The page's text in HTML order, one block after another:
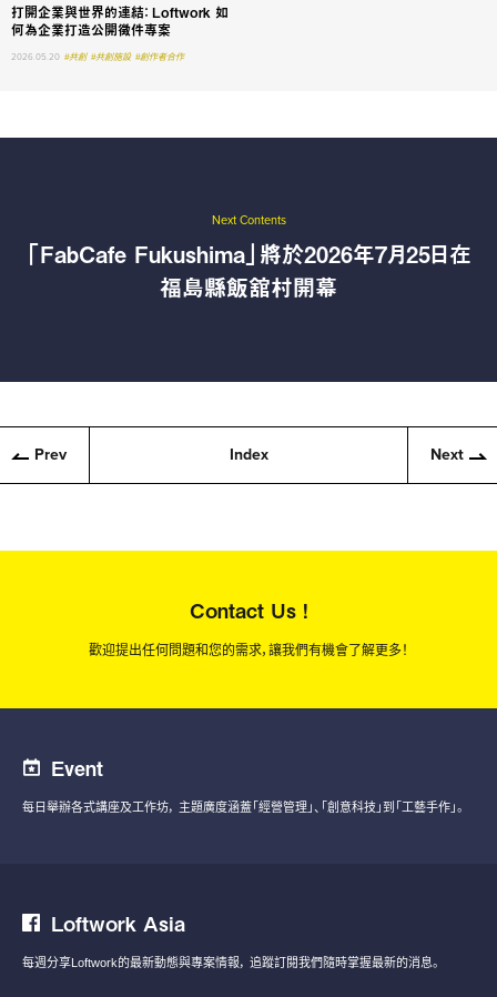
打開企業與世界的連結： Loftwork 如
何為企業打造公開徵件專案
2026.05.20 #共創 #共創施設 #創作者合作
Next Contents
「FabCafe Fukushima」將於2026年7月25日在
福島縣飯舘村開幕
Prev Index Next
Contact Us !
歡迎提出任何問題和您的需求，讓我們有機會了解更多！
Event
每日舉辦各式講座及工作坊， 主題廣度涵蓋「經營管理」、「創意科技」到「工藝手作」。
Loftwork Asia
每週分享Loftwork的最新動態與專案情報， 追蹤訂閱我們隨時掌握最新的消息。